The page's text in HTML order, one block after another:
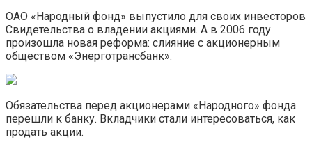
ОАО «Народный фонд» выпустило для своих инвесторов
Свидетельства о владении акциями. А в 2006 году
произошла новая реформа: слияние с акционерным
обществом «Энерготрансбанк».
Обязательства перед акционерами «Народного» фонда
перешли к банку. Вкладчики стали интересоваться, как
продать акции.